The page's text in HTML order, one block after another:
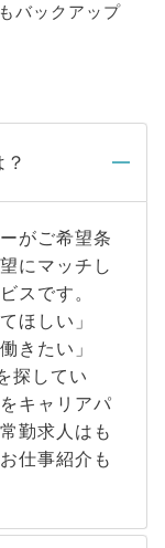
バックアップ
がご希望条
にマッチし
スです。
ほしい」
きたい」
探してい
キャリアパ
勤求人はも
仕事紹介も